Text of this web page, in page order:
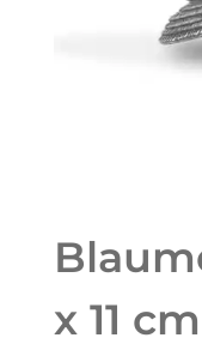
x 11 cm